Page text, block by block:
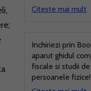
Citeste mai mult
Inchiriezi prin
aparut ghidul
fiscale si studii
persoanele fizice!